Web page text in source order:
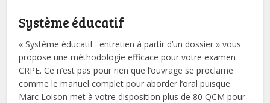
Système éducatif
« Système éducatif : entretien à partir d’un dossier » vous
propose une méthodologie efficace pour votre examen
CRPE. Ce n’est pas pour rien que l’ouvrage se proclame
comme le manuel complet pour aborder l’oral puisque
Marc Loison met à votre disposition plus de 80 QCM pour